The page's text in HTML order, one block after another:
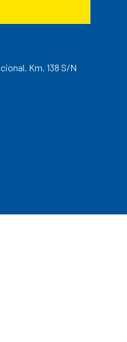
Km. 138 S/N